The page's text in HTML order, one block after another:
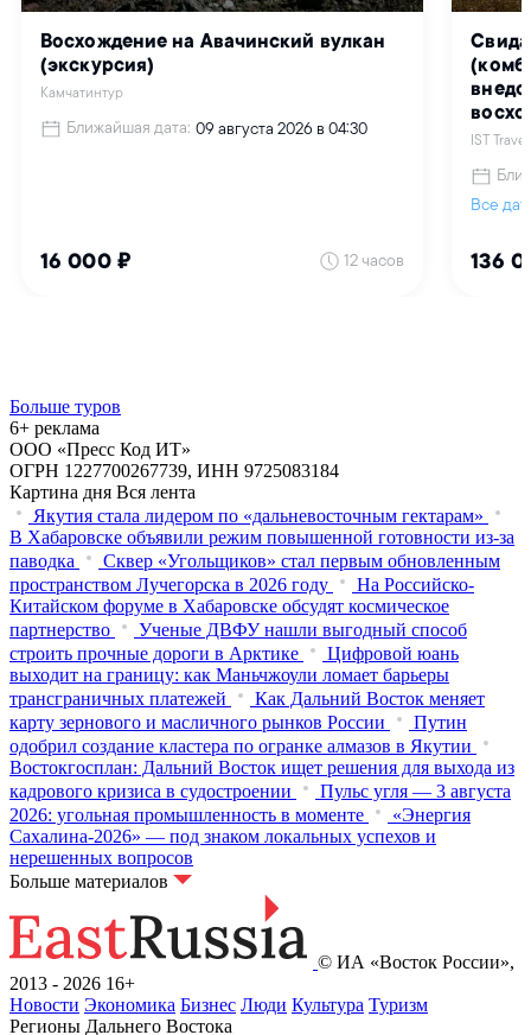
Больше туров
6+ реклама
ООО «Пресс Код ИТ»
ОГРН 1227700267739, ИНН 9725083184
Картина дня Вся лента
Якутия стала лидером по «дальневосточным гектарам»
В Хабаровске объявили режим повышенной готовности из‑за
паводка
Сквер «Угольщиков» стал первым обновленным
пространством Лучегорска в 2026 году
На Российско-
Китайском форуме в Хабаровске обсудят космическое
партнерство
Ученые ДВФУ нашли выгодный способ
строить прочные дороги в Арктике
Цифровой юань
выходит на границу: как Маньчжоули ломает барьеры
трансграничных платежей
Как Дальний Восток меняет
карту зернового и масличного рынков России
Путин
одобрил создание кластера по огранке алмазов в Якутии
Востокгосплан: Дальний Восток ищет решения для выхода из
кадрового кризиса в судостроении
Пульс угля — 3 августа
2026: угольная промышленность в моменте
«Энергия
Сахалина-2026» — под знаком локальных успехов и
нерешенных вопросов
Больше материалов
© ИА «Восток России»,
2013 - 2026 16+
Новости Экономика Бизнес Люди Культура Туризм
Регионы Дальнего Востока